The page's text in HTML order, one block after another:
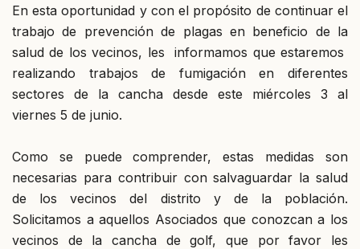
En esta oportunidad y con el propósito de continuar el
trabajo de prevención de plagas en beneficio de la
salud de los vecinos, les informamos que estaremos
realizando trabajos de fumigación en diferentes
sectores de la cancha desde este miércoles 3 al
viernes 5 de junio.
Como se puede comprender, estas medidas son
necesarias para contribuir con salvaguardar la salud
de los vecinos del distrito y de la población.
Solicitamos a aquellos Asociados que conozcan a los
vecinos de la cancha de golf, que por favor les